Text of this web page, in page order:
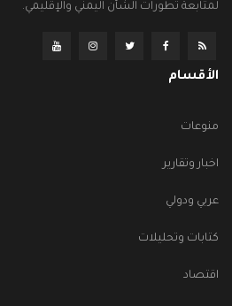
لمتابعة تطورات الشأن اليمني والإقليمي.
الأقسام
منوعات
اخبار وتقارير
عربي ودولي
كتابات وتحليلات
اقتصاد